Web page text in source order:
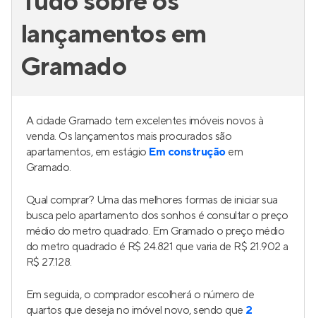
lançamentos em
Gramado
A cidade Gramado tem excelentes imóveis novos à
venda. Os lançamentos mais procurados são
apartamentos, em estágio Em construçãoem
Gramado.
Qual comprar? Uma das melhores formas de iniciar sua
busca pelo apartamento dos sonhos é consultar o preço
médio do metro quadrado. Em Gramado o preço médio
do metro quadrado é R$ 24.821 que varia de R$ 21.902 a
R$ 27.128.
Em seguida, o comprador escolherá o número de
quartos que deseja no imóvel novo, sendo que 2